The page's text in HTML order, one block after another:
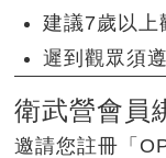
建議7歲以上
遲到觀眾須
衛武營會員
邀請您註冊「